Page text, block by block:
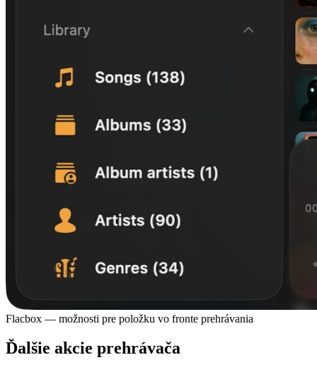
Flacbox — možnosti pre položku vo fronte prehrávania
Ďalšie akcie prehrávača